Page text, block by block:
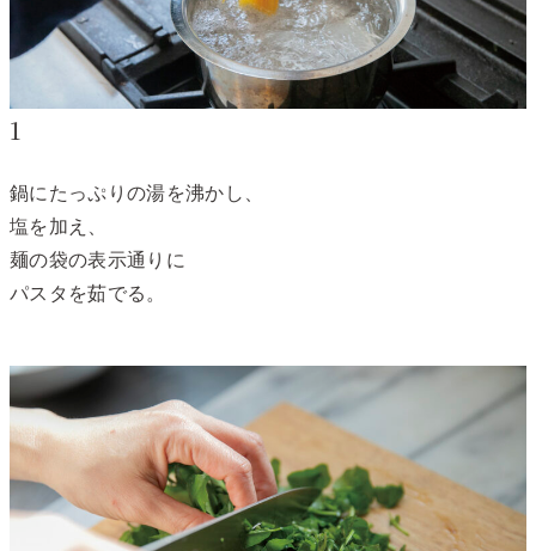
1
鍋にたっぷりの湯を沸かし、
塩を加え、
麺の袋の表示通りに
パスタを茹でる。